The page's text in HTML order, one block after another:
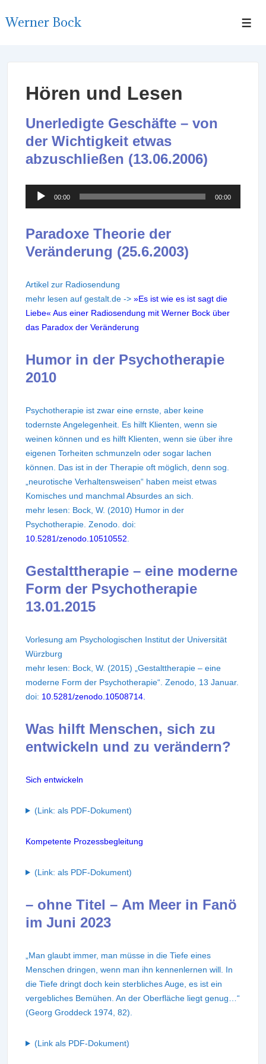
Zum
Werner Bock
Hören und Lesen
Unerledigte Geschäfte – von
der Wichtigkeit etwas
abzuschließen (13.06.2006)
Audio-
00:00 00:00
Paradoxe Theorie der
Veränderung (25.6.2003)
Artikel zur Radiosendung
mehr lesen auf gestalt.de -> »Es ist wie es ist sagt die
Liebe« Aus einer Radiosendung mit Werner Bock über
das Paradox der Veränderung
Humor in der Psychotherapie
2010
Psychotherapie ist zwar eine ernste, aber keine
todernste Angelegenheit. Es hilft Klienten, wenn sie
weinen können und es hilft Klienten, wenn sie über ihre
eigenen Torheiten schmunzeln oder sogar lachen
können. Das ist in der Therapie oft möglich, denn sog.
„neurotische Verhaltensweisen“ haben meist etwas
Komisches und manchmal Absurdes an sich.
mehr lesen: Bock, W. (2010) Humor in der
Psychotherapie. Zenodo. doi:
10.5281/zenodo.10510552
Gestalttherapie – eine moderne
Form der Psychotherapie
13.01.2015
Vorlesung am Psychologischen Institut der Universität
Würzburg
mehr lesen: Bock, W. (2015) „Gestalttherapie – eine
moderne Form der Psychotherapie“. Zenodo, 13 Januar.
doi: 10.5281/zenodo.10508714.
Was hilft Menschen, sich zu
entwickeln und zu verändern?
Sich entwickeln
(Link: als PDF-Dokument)
Kompetente Prozessbegleitung
(Link: als PDF-Dokument)
– ohne Titel – Am Meer in Fanö
im Juni 2023
„Man glaubt immer, man müsse in die Tiefe eines
Menschen dringen, wenn man ihn kennenlernen will. In
die Tiefe dringt doch kein sterbliches Auge, es ist ein
vergebliches Bemühen. An der Oberfläche liegt genug…“
(Georg Groddeck 1974, 82).
(Link als PDF-Dokument)